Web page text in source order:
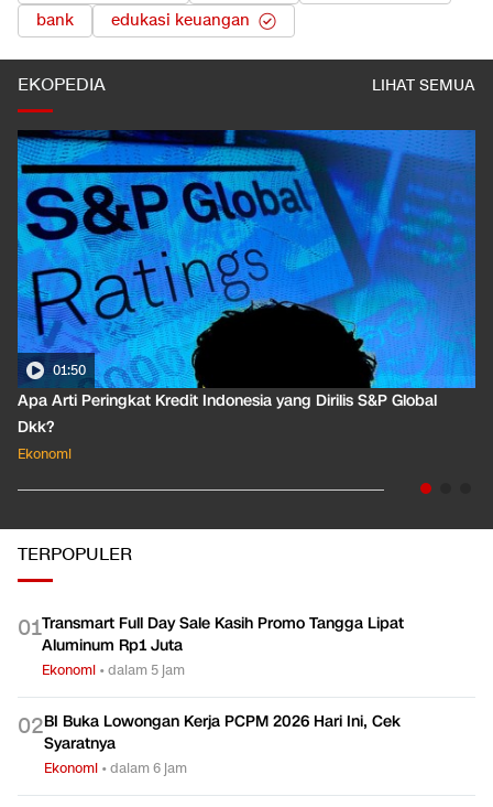
bank
edukasi keuangan
EKOPEDIA LIHAT SEMUA
01:50
Apa Arti Peringkat Kredit Indonesia yang Dirilis S&P Global
Dkk?
Ekonomi
TERPOPULER
01Transmart Full Day Sale Kasih Promo Tangga Lipat
Aluminum Rp1 Juta
Ekonomi •dalam 5 jam
02BI Buka Lowongan Kerja PCPM 2026 Hari Ini, Cek
Syaratnya
Ekonomi •dalam 6 jam